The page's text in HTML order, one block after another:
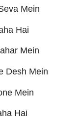
Mein
Hai
Mein
Desh Mein
Mein
Hai